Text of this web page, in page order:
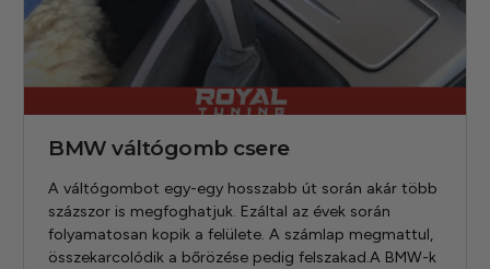
BMW váltógomb csere
A váltógombot egy-egy hosszabb út során akár több
százszor is megfoghatjuk. Ezáltal az évek során
folyamatosan kopik a felülete. A számlap megmattul,
összekarcolódik a bőrözése pedig felszakad.A BMW-k